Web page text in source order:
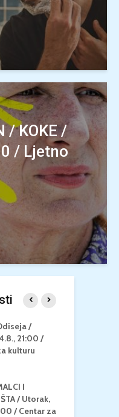
/ KOKE /
/ Ljetno
/
21:00 /
kulturu
I
/ Utorak,
/ Centar za